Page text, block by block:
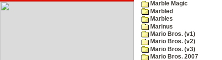
Marble Magic
Marbled
Marbles
Marinus
Mario Bros. (v1)
Mario Bros. (v2)
Mario Bros. (v3)
Mario Bros. 2007